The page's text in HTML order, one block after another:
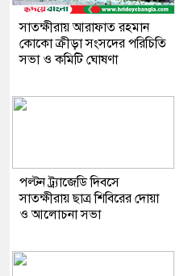
সাতক্ষীরায় আরাফাত রহমান
কোকো ক্রীড়া সংসদের পরিচিতি
সভা ও কমিটি ঘোষণা
পল্টন ট্র্যাজেডি দিবসে
সাতক্ষীরায় ছাত্র শিবিরের দোয়া
ও আলোচনা সভা